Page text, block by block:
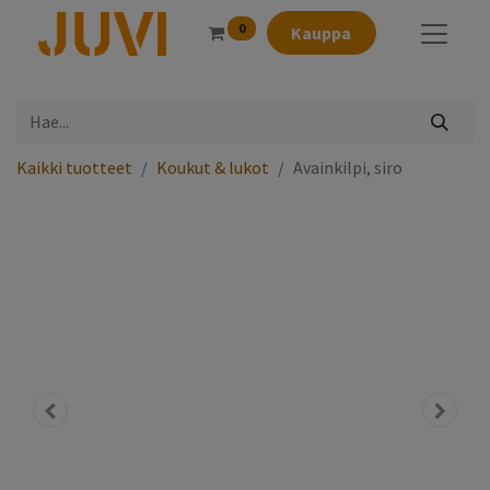
0 Kauppa
Kaikki tuotteet Koukut & lukot Avainkilpi, siro